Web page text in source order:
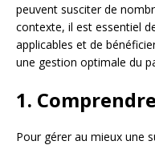
peuvent susciter de
contexte, il est essentiel
applicables et de
une gestion optimale du
1.
Pour gérer au mieux une